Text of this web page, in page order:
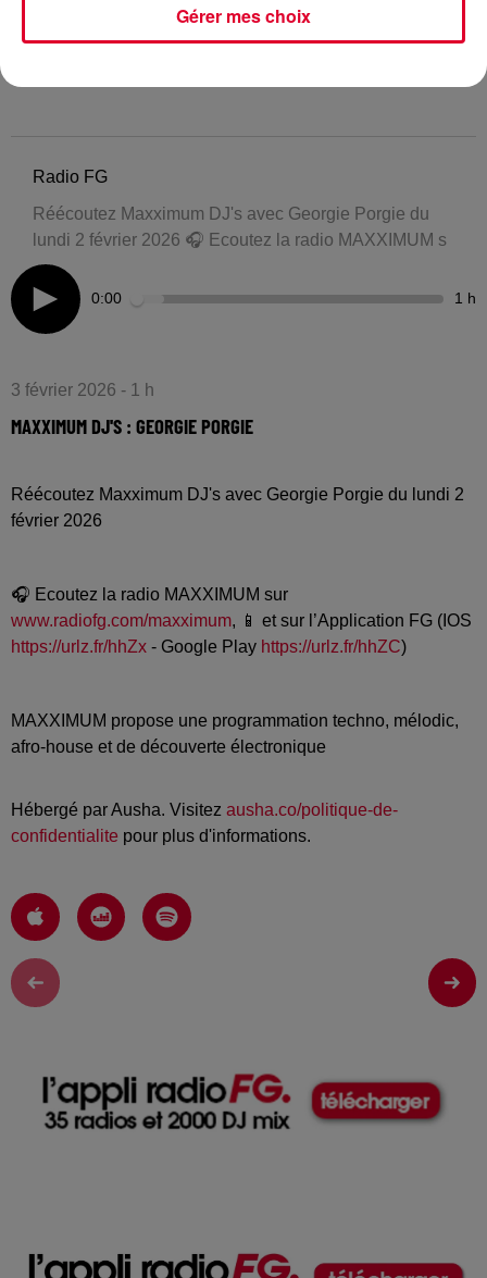
Radio FG
Réécoutez Maxximum DJ's avec Georgie Porgie du
lundi 2 février 2026 🎧 Ecoutez la radio MAXXIMUM s
0:00 1 h
3 février 2026 - 1 h
MAXXIMUM DJ'S : GEORGIE PORGIE
Réécoutez Maxximum DJ's avec Georgie Porgie du lundi 2
février 2026
🎧 Ecoutez la radio MAXXIMUM sur
www.radiofg.com/maxximum, 📱 et sur l’Application FG (IOS
https://urlz.fr/hhZx - Google Play https://urlz.fr/hhZC)
MAXXIMUM propose une programmation techno, mélodic,
afro-house et de découverte électronique
Hébergé par Ausha. Visitez ausha.co/politique-de-
confidentialite pour plus d'informations.
Gérer mes choix